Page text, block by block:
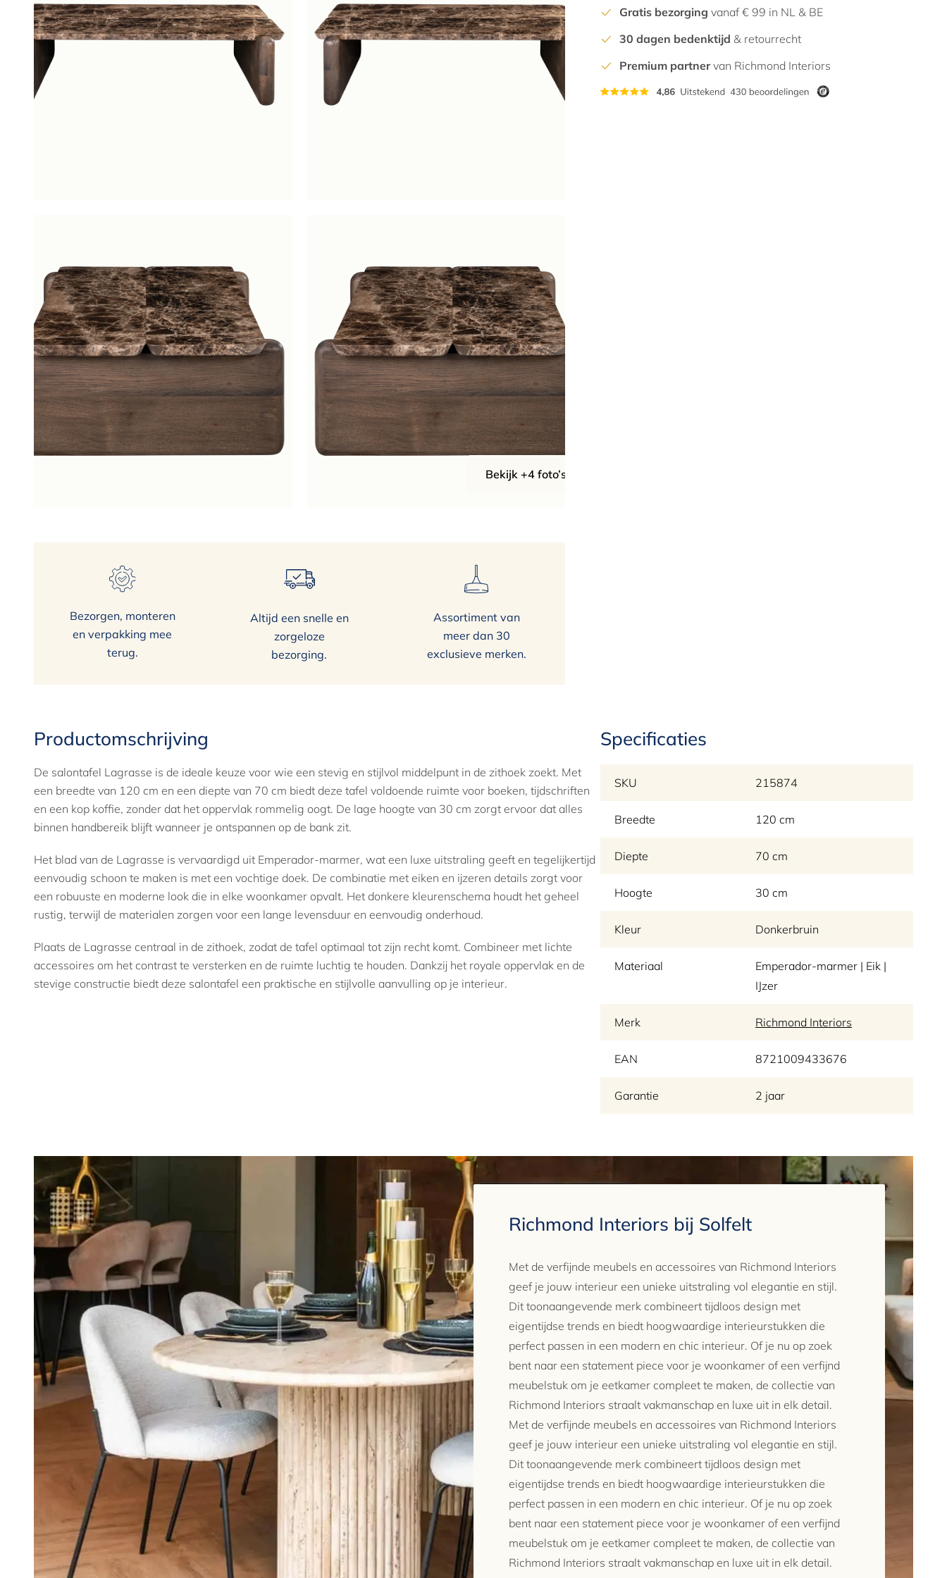
Bekijk +4 foto’s
Gratis bezorging vanaf € 99 in NL & BE
30 dagen bedenktijd & retourrecht
Premium partnervan Richmond Interiors
Bezorgen, monteren
en verpakking mee
terug.
Altijd een snelle en
zorgeloze
bezorging.
Assortiment van
meer dan 30
exclusieve merken.
Productomschrijving
De salontafel Lagrasse is de ideale keuze voor wie een stevig en stijlvol middelpunt in de zithoek zoekt. Met
een breedte van 120 cm en een diepte van 70 cm biedt deze tafel voldoende ruimte voor boeken, tijdschriften
en een kop koffie, zonder dat het oppervlak rommelig oogt. De lage hoogte van 30 cm zorgt ervoor dat alles
binnen handbereik blijft wanneer je ontspannen op de bank zit.
Het blad van de Lagrasse is vervaardigd uit Emperador-marmer, wat een luxe uitstraling geeft en tegelijkertijd
eenvoudig schoon te maken is met een vochtige doek. De combinatie met eiken en ijzeren details zorgt voor
een robuuste en moderne look die in elke woonkamer opvalt. Het donkere kleurenschema houdt het geheel
rustig, terwijl de materialen zorgen voor een lange levensduur en eenvoudig onderhoud.
Plaats de Lagrasse centraal in de zithoek, zodat de tafel optimaal tot zijn recht komt. Combineer met lichte
accessoires om het contrast te versterken en de ruimte luchtig te houden. Dankzij het royale oppervlak en de
stevige constructie biedt deze salontafel een praktische en stijlvolle aanvulling op je interieur.
Specificaties
SKU 215874
Breedte 120 cm
Diepte 70 cm
Hoogte 30 cm
Kleur Donkerbruin
Materiaal
Emperador-marmer | Eik |
IJzer
Merk Richmond Interiors
EAN 8721009433676
Garantie 2 jaar
Richmond Interiors bij Solfelt
Met de verfijnde meubels en accessoires van Richmond Interiors
geef je jouw interieur een unieke uitstraling vol elegantie en stijl.
Dit toonaangevende merk combineert tijdloos design met
eigentijdse trends en biedt hoogwaardige interieurstukken die
perfect passen in een modern en chic interieur. Of je nu op zoek
bent naar een statement piece voor je woonkamer of een verfijnd
meubelstuk om je eetkamer compleet te maken, de collectie van
Richmond Interiors straalt vakmanschap en luxe uit in elk detail.
Met de verfijnde meubels en accessoires van Richmond Interiors
geef je jouw interieur een unieke uitstraling vol elegantie en stijl.
Dit toonaangevende merk combineert tijdloos design met
eigentijdse trends en biedt hoogwaardige interieurstukken die
perfect passen in een modern en chic interieur. Of je nu op zoek
bent naar een statement piece voor je woonkamer of een verfijnd
meubelstuk om je eetkamer compleet te maken, de collectie van
Richmond Interiors straalt vakmanschap en luxe uit in elk detail.